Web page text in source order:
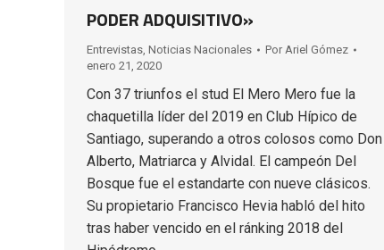
PODER ADQUISITIVO»
Entrevistas, Noticias Nacionales Por Ariel Gómez
enero 21, 2020
Con 37 triunfos el stud El Mero Mero fue la
chaquetilla líder del 2019 en Club Hípico de
Santiago, superando a otros colosos como Don
Alberto, Matriarca y Alvidal. El campeón Del
Bosque fue el estandarte con nueve clásicos.
Su propietario Francisco Hevia habló del hito
tras haber vencido en el ránking 2018 del